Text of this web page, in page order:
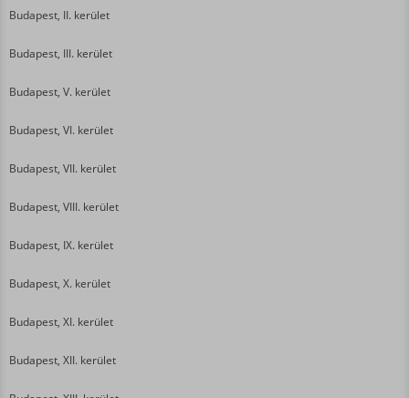
Budapest, II. kerület
Budapest, III. kerület
Budapest, V. kerület
Budapest, VI. kerület
Budapest, VII. kerület
Budapest, VIII. kerület
Budapest, IX. kerület
Budapest, X. kerület
Budapest, XI. kerület
Budapest, XII. kerület